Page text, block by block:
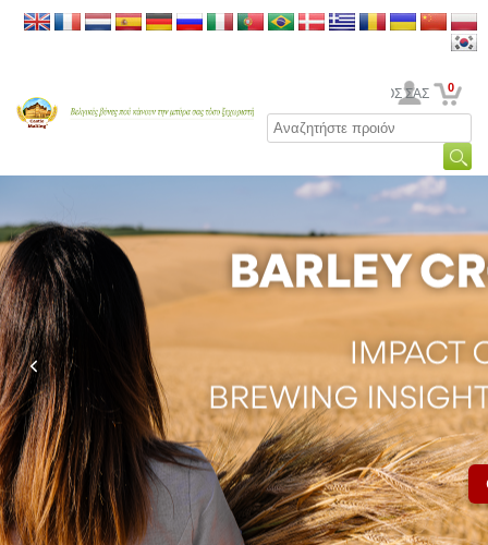
Ο ΛΟΓΑΡΙΑΣΜΟΣ ΣΑΣ 0